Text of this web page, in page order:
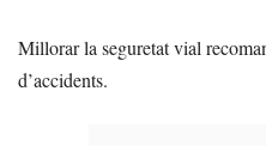
Millorar la seguretat vial
d’accidents.